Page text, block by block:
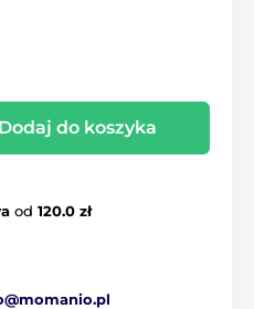
Dodaj do koszyka
od 120.0 zł